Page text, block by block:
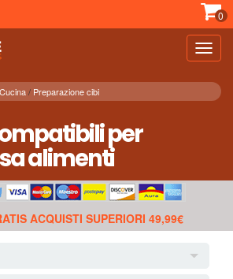
0
Cucina Preparazione cibi
per
alimenti
ACQUISTI SUPERIORI 49,99€